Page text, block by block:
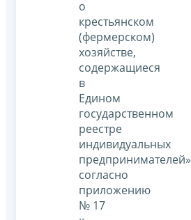
о
крестьянском
(фермерском)
хозяйстве,
содержащиеся
в
Едином
государственном
реестре
индивидуальных
предпринимателей»
согласно
приложению
№ 17